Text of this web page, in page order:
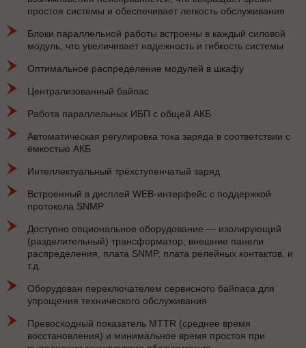
простоя системы и обеспечивает легкость обслуживания
Блоки параллельной работы встроены в каждый силовой
модуль, что увеличивает надежность и гибкость системы
Оптимальное распределение модулей в шкафу
Централизованный байпас
Работа параллельных ИБП с общей АКБ
Автоматическая регулировка тока заряда в соответствии с
ёмкостью АКБ
Интеллектуальный трёхступенчатый заряд
Встроенный в дисплей WEB-интерфейс с поддержкой
протокола SNMP
Доступно опциональное оборудование — изолирующий
(разделительный) трансформатор, внешние панели
распределения, плата SNMP, плата релейных контактов, и
т.д.
Оборудован переключателем сервисного байпаса для
упрощения технического обслуживания
Превосходный показатель MTTR (среднее время
восстановления) и минимальное время простоя при